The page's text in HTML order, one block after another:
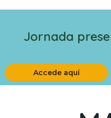
Jornada
Accede aquí